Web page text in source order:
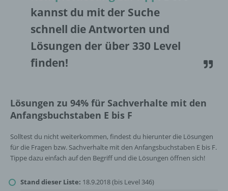
kannst du mit der Suche
schnell die Antworten und
Lösungen der über 330 Level
finden!
Lösungen zu 94% für Sachverhalte mit den
Anfangsbuchstaben E bis F
Solltest du nicht weiterkommen, findest du hierunter die Lösungen
für die Fragen bzw. Sachverhalte mit den Anfangsbuchstaben E bis F.
Tippe dazu einfach auf den Begriff und die Lösungen öffnen sich!
Stand dieser Liste: 18.9.2018 (bis Level 346)